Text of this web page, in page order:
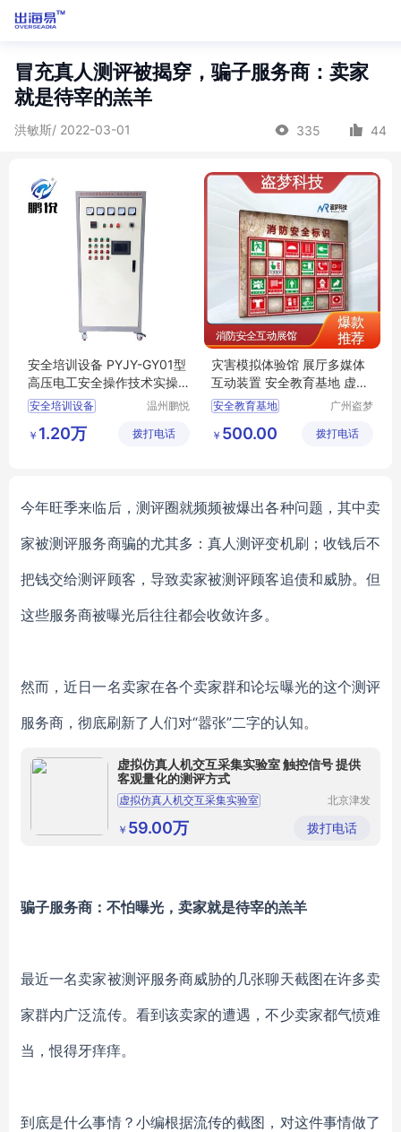
冒充真人测评被揭穿，骗子服务商：卖家
就是待宰的羔羊
洪敏斯/ 2022-03-01 335 44
安全培训设备 PYJY-GY01型
高压电工安全操作技术实操
考试设备
安全培训设备
教学实训设备
温州鹏悦
有限公司
￥ 1.20万 拨打电话
灾害模拟体验馆 展厅多媒体
互动装置 安全教育基地 虚拟
灭火器
安全教育基地
安全教育体验中心
广州盗梦
有限公司
￥ 500.00 拨打电话
今年旺季来临后，测评圈就频频被爆出各种问题，其中卖
家被测评服务商骗的尤其多：真人测评变机刷；收钱后不
把钱交给测评顾客，导致卖家被测评顾客追债和威胁。但
这些服务商被曝光后往往都会收敛许多。
然而，近日一名卖家在各个卖家群和论坛曝光的这个测评
服务商，彻底刷新了人们对“嚣张”二字的认知。
虚拟仿真人机交互采集实验室 触控信号 提供
客观量化的测评方式
虚拟仿真人机交互采集实验室
便携式人机交互分析应用
多通道人机交互实验集成
北京津发
有限公司
￥ 59.00万 拨打电话
骗子服务商：不怕曝光，卖家就是待宰的羔羊
最近一名卖家被测评服务商威胁的几张聊天截图在许多卖
家群内广泛流传。看到该卖家的遭遇，不少卖家都气愤难
当，恨得牙痒痒。
到底是什么事情？小编根据流传的截图，对这件事情做了